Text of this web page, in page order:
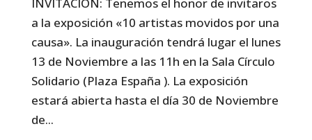
a la exposición «10 artistas movidos por una
causa». La inauguración tendrá lugar el lunes
13 de Noviembre a las 11h en la Sala Círculo
Solidario (Plaza España ). La exposición
estará abierta hasta el día 30 de Noviembre
de...